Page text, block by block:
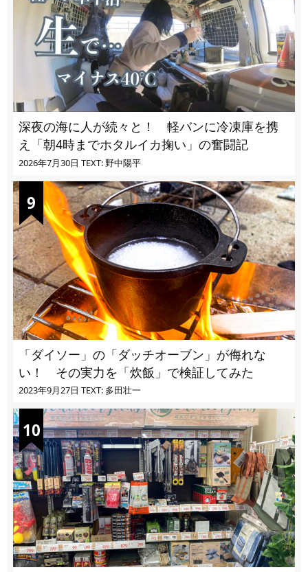
深夜の海に人が続々と！ 軽バンに冷凍庫を携
え「朝4時までホタルイカ掬い」の奮闘記
2026年7月30日 TEXT: 野中陽平
「ダイソー」の「ダッチオーブン」が侮れな
い！ その実力を「炊飯」で検証してみた
2023年9月27日 TEXT: 多田壮一